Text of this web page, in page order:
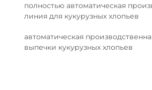
полностью автоматическая
линия для кукурузных хлопьев
автоматическая
выпечки кукурузных хлопьев